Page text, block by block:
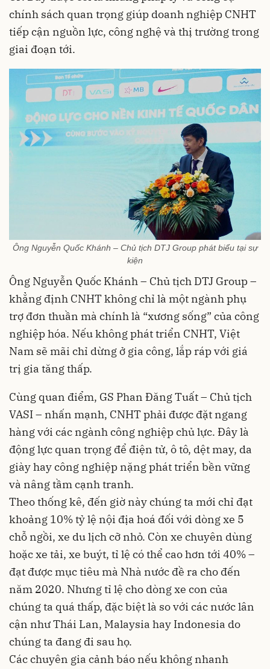
chính sách quan trọng giúp doanh nghiệp CNHT
tiếp cận nguồn lực, công nghệ và thị trường trong
giai đoạn tới.
Ông Nguyễn Quốc Khánh – Chủ tịch DTJ Group phát biểu tại sự
kiện
Ông Nguyễn Quốc Khánh – Chủ tịch DTJ Group –
khẳng định CNHT không chỉ là một ngành phụ
trợ đơn thuần mà chính là “xương sống” của công
nghiệp hóa. Nếu không phát triển CNHT, Việt
Nam sẽ mãi chỉ dừng ở gia công, lắp ráp với giá
trị gia tăng thấp.
Cùng quan điểm, GS Phan Đăng Tuất – Chủ tịch
VASI – nhấn mạnh, CNHT phải được đặt ngang
hàng với các ngành công nghiệp chủ lực. Đây là
động lực quan trọng để điện tử, ô tô, dệt may, da
giày hay công nghiệp nặng phát triển bền vững
và nâng tầm cạnh tranh.
Theo thống kê, đến giờ này chúng ta mới chỉ đạt
khoảng 10% tỷ lệ nội địa hoá đối với dòng xe 5
chỗ ngồi, xe du lịch cỡ nhỏ. Còn xe chuyên dùng
hoặc xe tải, xe buýt, tỉ lệ có thể cao hơn tới 40% –
đạt được mục tiêu mà Nhà nước đề ra cho đến
năm 2020. Nhưng tỉ lệ cho dòng xe con của
chúng ta quá thấp, đặc biệt là so với các nước lân
cận như Thái Lan, Malaysia hay Indonesia do
chúng ta đang đi sau họ.
Các chuyên gia cảnh báo nếu không nhanh